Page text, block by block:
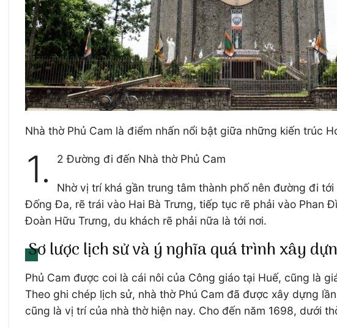
Nhà thờ Phủ Cam là điểm nhấn nổi bật giữa những kiến trúc
1. 2 Đường đi đến Nhà thờ Phủ Cam
Nhờ vị trí khá gần trung tâm thành phố nên đường đi
Đống Đa, rẽ trái vào Hai Bà Trưng, tiếp tục rẽ phải vào Phan
Đoàn Hữu Trưng, du khách rẽ phải nữa là tới nơi.
Sơ lược lịch sử và ý nghĩa quá trình xây
Phủ Cam được coi là cái nôi của Công giáo tại Huế, cũng là
Theo ghi chép lịch sử, nhà thờ Phú Cam đã được xây dựng
cũng là vị trí của nhà thờ hiện nay. Cho đến năm 1698, dưới